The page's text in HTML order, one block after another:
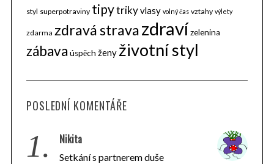
styl superpotraviny tipytrikyvlasy volný čas vztahy výlety
zdarma zdravá stravazdravízelenina
zábava úspěch ženy životní styl
POSLEDNÍ KOMENTÁŘE
1. Nikita
Setkání s partnerem duše